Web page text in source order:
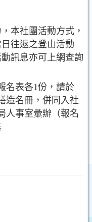
本社團活動方式，
往返之登山活動
訊息亦可上網查詢
名表各1份，請於
造名冊，併同入社
人事室彙辦（報名